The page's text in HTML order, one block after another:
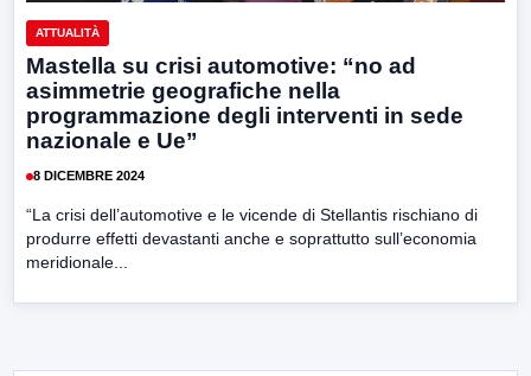
ATTUALITÀ
Mastella su crisi automotive: “no ad
asimmetrie geografiche nella
programmazione degli interventi in sede
nazionale e Ue”
8 DICEMBRE 2024
“La crisi dell’automotive e le vicende di Stellantis rischiano di
produrre effetti devastanti anche e soprattutto sull’economia
meridionale...